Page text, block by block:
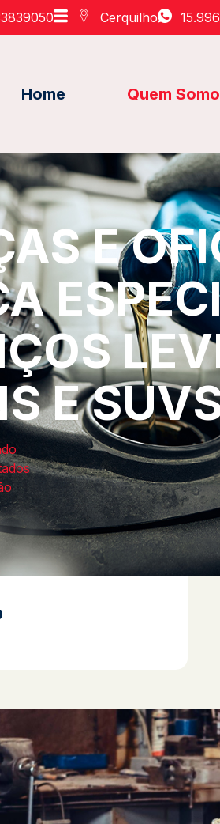
Cerquilho
Home Quem
E
E